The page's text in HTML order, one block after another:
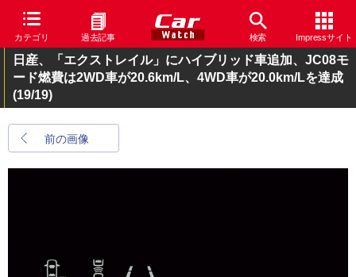
カテゴリ 過去記事 検索 Impressサイト
日産、「エクストレイル」にハイブリッド車追加、JC08モ
ード燃費は2WD車が20.6km/L、4WD車が20.0km/Lを達成
(19/19)
前の画像